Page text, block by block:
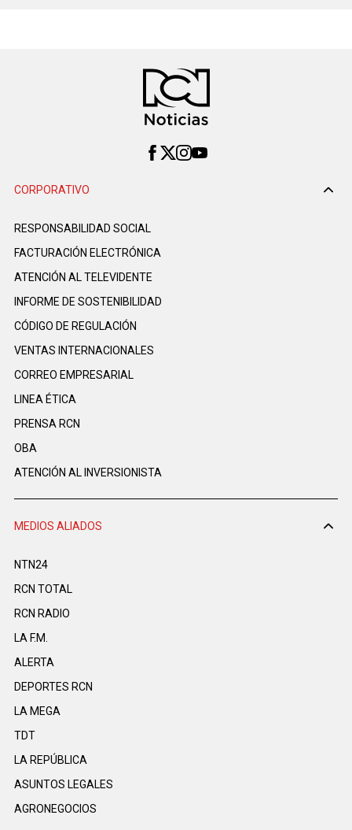
CORPORATIVO
RESPONSABILIDAD SOCIAL
FACTURACIÓN ELECTRÓNICA
ATENCIÓN AL TELEVIDENTE
INFORME DE SOSTENIBILIDAD
CÓDIGO DE REGULACIÓN
VENTAS INTERNACIONALES
CORREO EMPRESARIAL
LINEA ÉTICA
PRENSA RCN
OBA
ATENCIÓN AL INVERSIONISTA
MEDIOS ALIADOS
NTN24
RCN TOTAL
RCN RADIO
LA F.M.
ALERTA
DEPORTES RCN
LA MEGA
TDT
LA REPÚBLICA
ASUNTOS LEGALES
AGRONEGOCIOS